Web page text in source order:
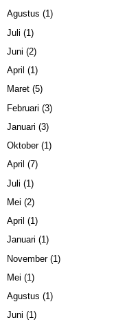
Agustus (1)
Juli (1)
Juni (2)
April (1)
Maret (5)
Februari (3)
Januari (3)
Oktober(1)
April (7)
Juli (1)
Mei (2)
April (1)
Januari (1)
November(1)
Mei (1)
Agustus (1)
Juni (1)